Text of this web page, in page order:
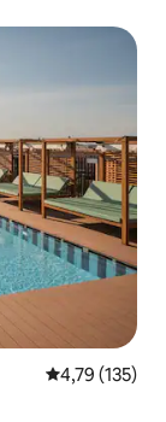
Средна
4,79 (135)